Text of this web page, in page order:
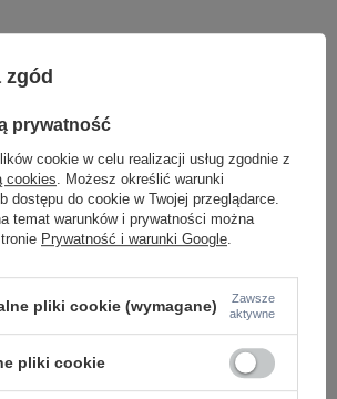
Masz pytania lub
cenę?
odpowiemy
w kategoriach
zgód
prywatność
cookie w celu realizacji usług zgodnie z
cookies. Możesz określić warunki
dostępu do cookie w Twojej przeglądarce.
temat warunków i prywatności można
Prywatność i warunki Google.
pliki cookie (wymagane)
Zawsze
aktywne
pliki cookie